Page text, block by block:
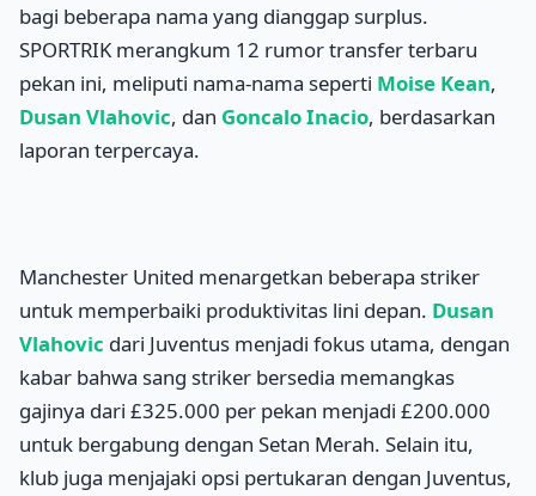
bagi beberapa nama yang dianggap surplus.
SPORTRIK merangkum 12 rumor transfer terbaru
pekan ini, meliputi nama-nama seperti Moise Kean,
Dusan Vlahovic, dan Goncalo Inacio, berdasarkan
laporan terpercaya.
Manchester United menargetkan beberapa striker
untuk memperbaiki produktivitas lini depan. Dusan
Vlahovic dari Juventus menjadi fokus utama, dengan
kabar bahwa sang striker bersedia memangkas
gajinya dari £325.000 per pekan menjadi £200.000
untuk bergabung dengan Setan Merah. Selain itu,
klub juga menjajaki opsi pertukaran dengan Juventus,